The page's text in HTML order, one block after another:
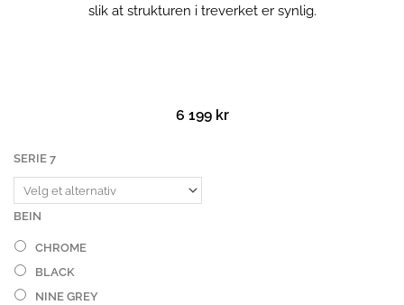
slik at strukturen i treverket er synlig.
6 199 kr
SERIE 7
BEIN
CHROME
BLACK
NINE GREY
SERIE
7
Lakkert
antall